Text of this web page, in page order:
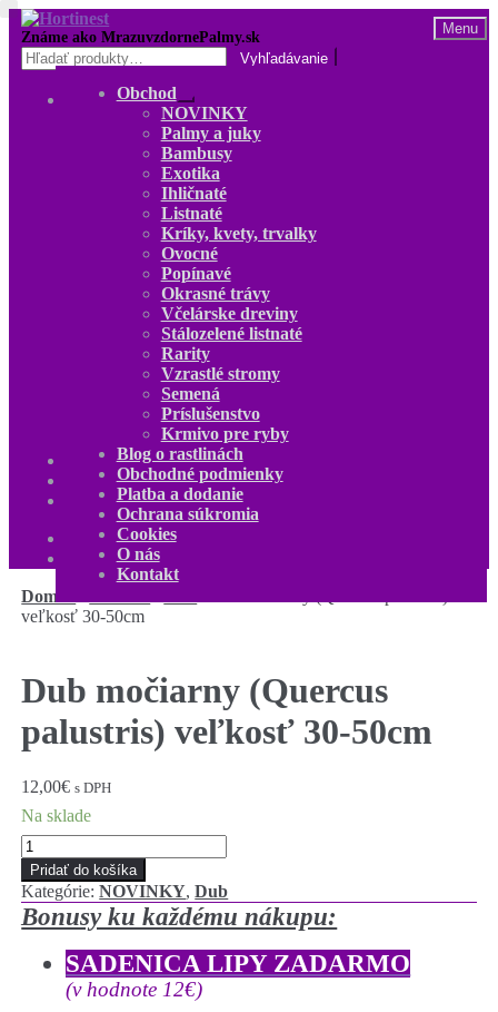
Preskočiť
na
navigáciu
Preskočiť
na
obsah
Hľadať:
Menu
Obchod
NOVINKY
Palmy a juky
Bambusy
Exotika
Ihličnaté
Listnaté
Kríky, kvety, trvalky
Ovocné
Popínavé
Okrasné trávy
Včelárske dreviny
Stálozelené listnaté
Rarity
Vzrastlé stromy
Semená
Príslušenstvo
Krmivo pre ryby
Blog o rastlinách
O nás
Kontakt
Obchod
Rozbaliť
podradené
menu
NOVINKY
Palmy a juky
Bambusy
Exotika
Ihličnaté
Listnaté
Kríky, kvety, trvalky
Ovocné
Popínavé
Okrasné trávy
Včelárske dreviny
Stálozelené listnaté
Rarity
Vzrastlé stromy
Semená
Príslušenstvo
Krmivo pre ryby
Blog o rastlinách
Obchodné podmienky
Platba a dodanie
Ochrana súkromia
Cookies
O nás
Kontakt
€ 0 produktov
Domov
veľkosť 30-50cm
Dub močiarny (Quercus
palustris) veľkosť 30-50cm
12,00€ s DPH
Na sklade
množstvo
Dub
močiarny
(Quercus
palustris)
30-
Pridať do košíka
Kategórie:NOVINKY,Dub
Bonusy ku každému nákupu:
SADENICA LIPY ZADARMO
(v hodnote 12€)